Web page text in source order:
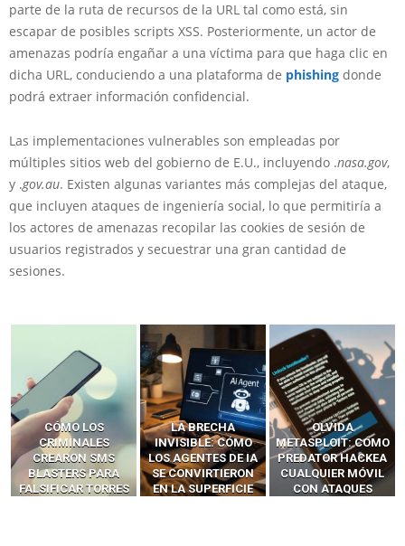
parte de la ruta de recursos de la URL tal como está, sin
escapar de posibles scripts XSS. Posteriormente, un actor de
amenazas podría engañar a una víctima para que haga clic en
dicha URL, conduciendo a una plataforma de phishing donde
podrá extraer información confidencial.
Las implementaciones vulnerables son empleadas por
múltiples sitios web del gobierno de E.U., incluyendo .nasa.gov,
y .gov.au. Existen algunas variantes más complejas del ataque,
que incluyen ataques de ingeniería social, lo que permitiría a
los actores de amenazas recopilar las cookies de sesión de
usuarios registrados y secuestrar una gran cantidad de
sesiones.
LA BRECHA
INVISIBLE: CÓMO
LOS AGENTES DE IA
SE CONVIRTIERON
EN LA SUPERFICIE
OLVIDA
METASPLOIT: CÓMO
PREDATOR HACKEA
CUALQUIER MÓVIL
CON ATAQUES
CÓMO LOS HACKERS
INTERCEPTAN OTPS
Y LLAMADAS
MÓVILES SIN
‘HACKEAR’ — EL